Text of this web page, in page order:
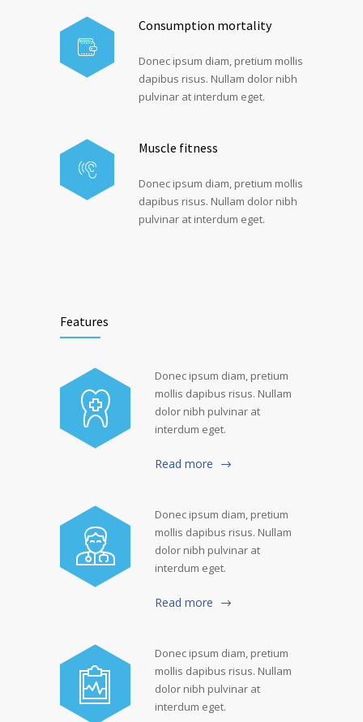
Consumption mortality
Donec ipsum diam, pretium mollis
dapibus risus. Nullam dolor nibh
pulvinar at interdum eget.
Muscle fitness
Donec ipsum diam, pretium mollis
dapibus risus. Nullam dolor nibh
pulvinar at interdum eget.
Features
Donec ipsum diam, pretium
mollis dapibus risus. Nullam
dolor nibh pulvinar at
interdum eget.
Read more
Donec ipsum diam, pretium
mollis dapibus risus. Nullam
dolor nibh pulvinar at
interdum eget.
Read more
Donec ipsum diam, pretium
mollis dapibus risus. Nullam
dolor nibh pulvinar at
interdum eget.